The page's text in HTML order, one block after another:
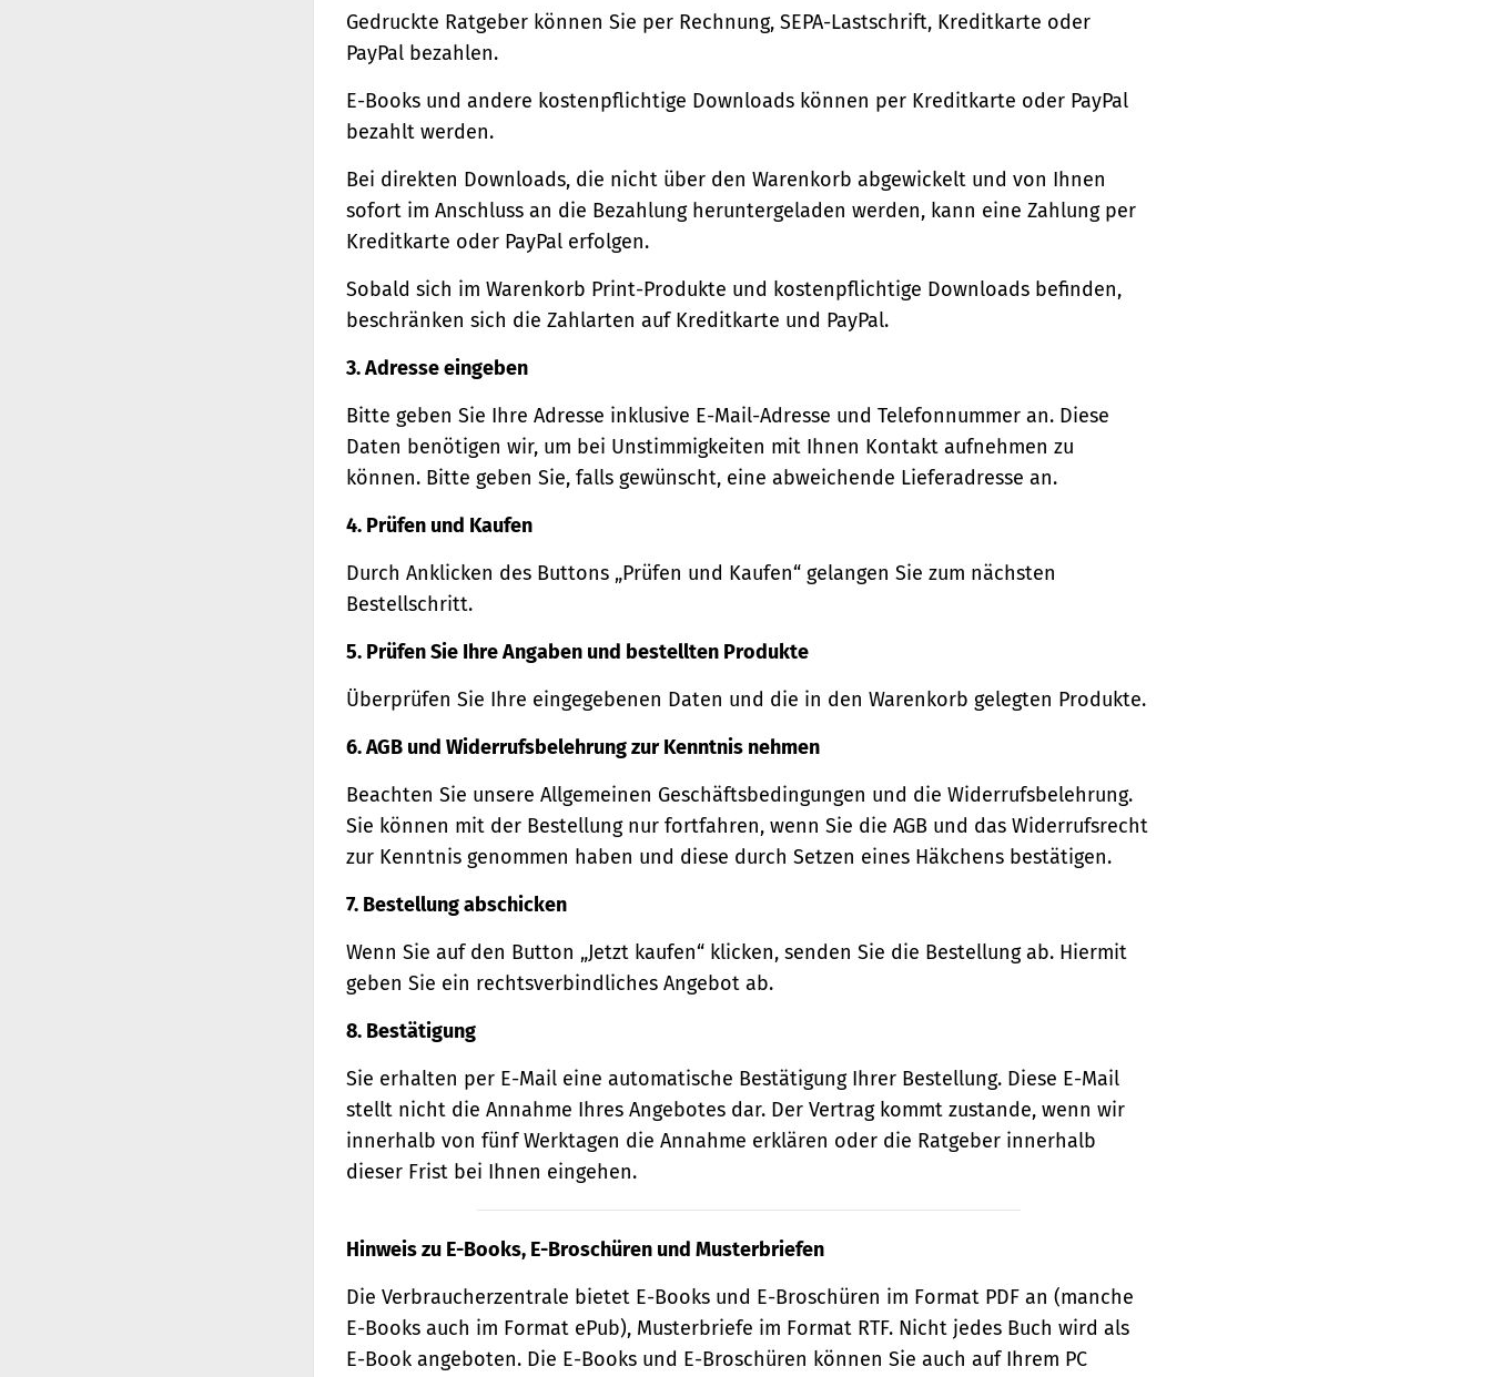
Gedruckte Ratgeber können Sie per Rechnung, SEPA-Lastschrift, Kreditkarte oder
PayPal bezahlen.
E-Books und andere kostenpflichtige Downloads können per Kreditkarte oder PayPal
bezahlt werden.
Bei direkten Downloads, die nicht über den Warenkorb abgewickelt und von Ihnen
sofort im Anschluss an die Bezahlung heruntergeladen werden, kann eine Zahlung per
Kreditkarte oder PayPal erfolgen.
Sobald sich im Warenkorb Print-Produkte und kostenpflichtige Downloads befinden,
beschränken sich die Zahlarten auf Kreditkarte und PayPal.
3. Adresse eingeben
Bitte geben Sie Ihre Adresse inklusive E-Mail-Adresse und Telefonnummer an. Diese
Daten benötigen wir, um bei Unstimmigkeiten mit Ihnen Kontakt aufnehmen zu
können. Bitte geben Sie, falls gewünscht, eine abweichende Lieferadresse an.
4. Prüfen und Kaufen
Durch Anklicken des Buttons „Prüfen und Kaufen“ gelangen Sie zum nächsten
Bestellschritt.
5. Prüfen Sie Ihre Angaben und bestellten Produkte
Überprüfen Sie Ihre eingegebenen Daten und die in den Warenkorb gelegten Produkte.
6. AGB und Widerrufsbelehrung zur Kenntnis nehmen
Beachten Sie unsere Allgemeinen Geschäftsbedingungen und die Widerrufsbelehrung.
Sie können mit der Bestellung nur fortfahren, wenn Sie die AGB und das Widerrufsrecht
zur Kenntnis genommen haben und diese durch Setzen eines Häkchens bestätigen.
7. Bestellung abschicken
Wenn Sie auf den Button „Jetzt kaufen“ klicken, senden Sie die Bestellung ab. Hiermit
geben Sie ein rechtsverbindliches Angebot ab.
8. Bestätigung
Sie erhalten per E-Mail eine automatische Bestätigung Ihrer Bestellung. Diese E-Mail
stellt nicht die Annahme Ihres Angebotes dar. Der Vertrag kommt zustande, wenn wir
innerhalb von fünf Werktagen die Annahme erklären oder die Ratgeber innerhalb
dieser Frist bei Ihnen eingehen.
Hinweis zu E-Books, E-Broschüren und Musterbriefen
Die Verbraucherzentrale bietet E-Books und E-Broschüren im Format PDF an (manche
E-Books auch im Format ePub), Musterbriefe im Format RTF. Nicht jedes Buch wird als
E-Book angeboten. Die E-Books und E-Broschüren können Sie auch auf Ihrem PC